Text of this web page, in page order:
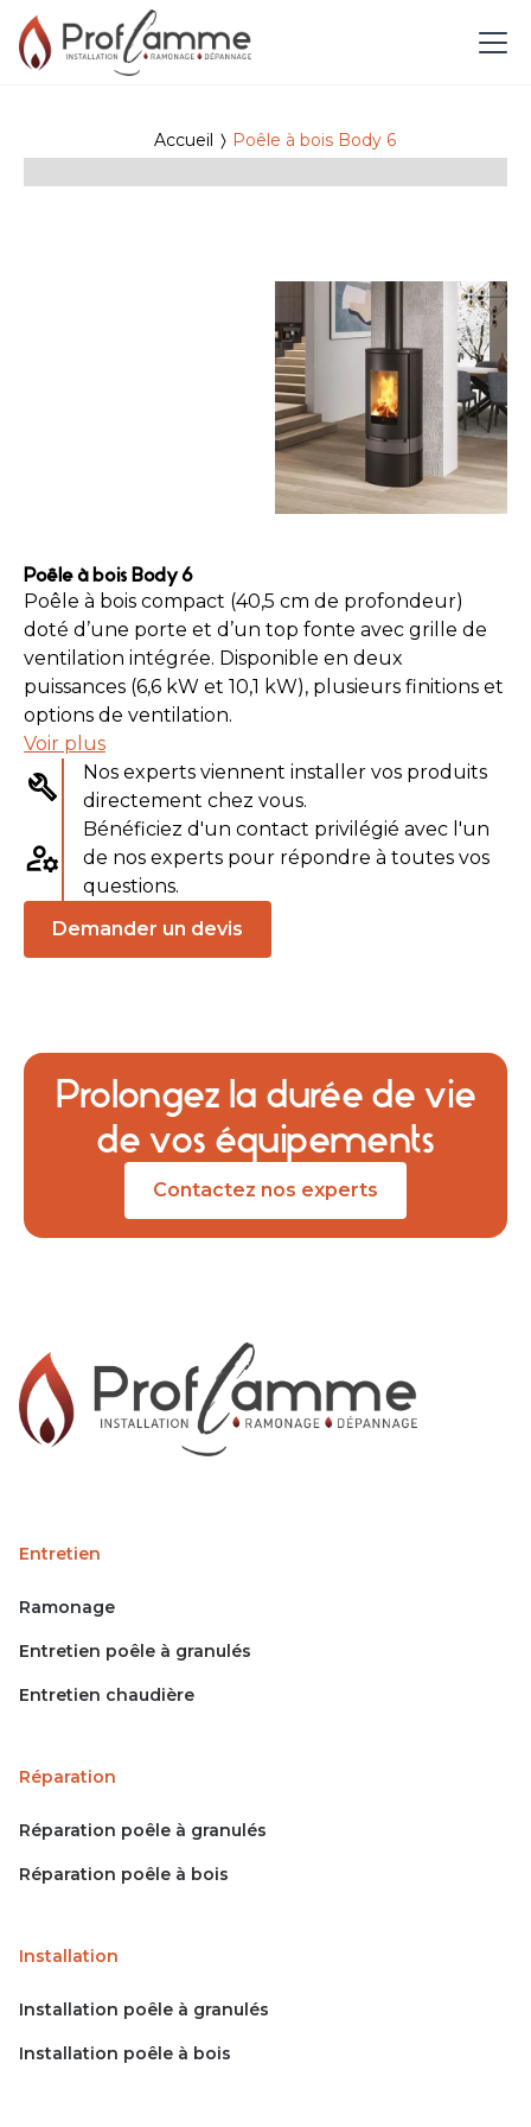
Accueil Poêle à bois Body 6
Poêle à bois Body 6
Poêle à bois compact (40,5 cm de profondeur)
doté d’une porte et d’un top fonte avec grille de
ventilation intégrée. Disponible en deux
puissances (6,6 kW et 10,1 kW), plusieurs finitions et
options de ventilation.
Voir plus
Nos experts viennent installer vos produits
directement chez vous.
Bénéficiez d'un contact privilégié avec l'un
de nos experts pour répondre à toutes vos
questions.
Demander un devis
Prolongez la durée de vie
de vos équipements
Contactez nos experts
Entretien
Ramonage
Entretien poêle à granulés
Entretien chaudière
Réparation
Réparation poêle à granulés
Réparation poêle à bois
Installation
Installation poêle à granulés
Installation poêle à bois